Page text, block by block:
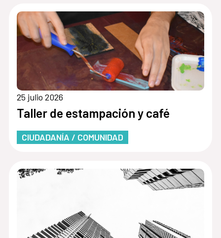
25 julio 2026
Taller de estampación y café
CIUDADANÍA / COMUNIDAD